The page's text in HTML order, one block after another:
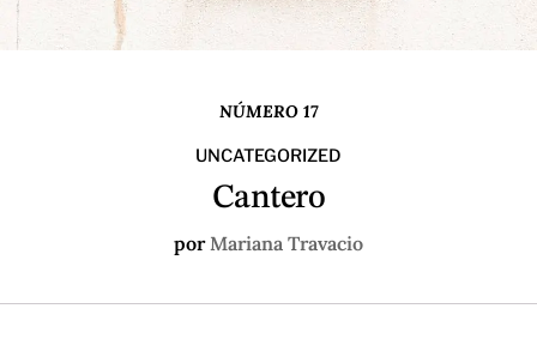
NÚMERO 17
UNCATEGORIZED
Cantero
por Mariana Travacio